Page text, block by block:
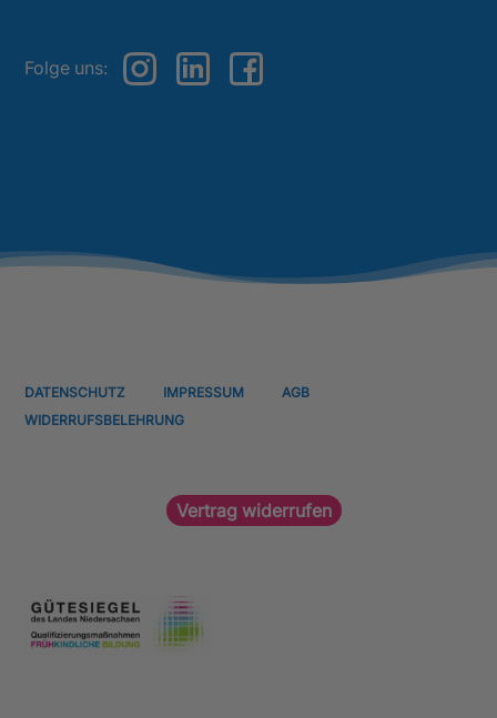
Folge uns:
DATENSCHUTZ IMPRESSUM
AGB
WIDERRUFSBELEHRUNG
Vertrag widerrufen